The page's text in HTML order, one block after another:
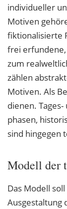
individueller
Motiven
fiktionalisierte
frei
zum
zählen
Motiven. Als
dienen.
phasen,
sind hingegen
Modell der
Das Modell
Ausgestaltung